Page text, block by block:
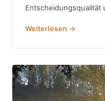
Entscheidungsqualität
Weiterlesen →